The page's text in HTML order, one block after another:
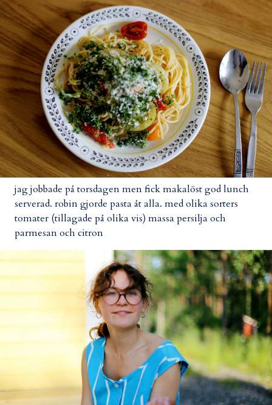
jag jobbade på torsdagen men fick makalöst god lunch
serverad. robin gjorde pasta åt alla. med olika sorters
tomater (tillagade på olika vis) massa persilja och
parmesan och citron